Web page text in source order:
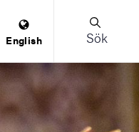
English Sök